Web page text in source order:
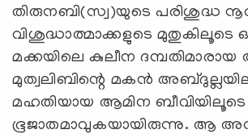
തിരുനബി(സ്വ)യുടെ പരിശുദ്ധ
വിശുദ്ധാത്മാക്കളുടെ മുതുകിലൂടെ
മക്കയിലെ കുലീന
മുത്വലിബിന്റെ മകന്‍
മഹതിയായ ആമിന ബീവിയിലൂടെ
ഭൂജാതമാവുകയായിരുന്നു. ആ